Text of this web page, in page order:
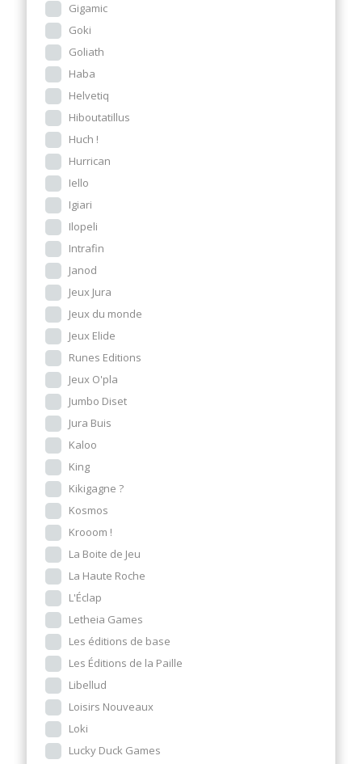
Gigamic
Goki
Goliath
Haba
Helvetiq
Hiboutatillus
Huch !
Hurrican
Iello
Igiari
Ilopeli
Intrafin
Janod
Jeux Jura
Jeux du monde
Jeux Elide
Runes Editions
Jeux O'pla
Jumbo Diset
Jura Buis
Kaloo
King
Kikigagne ?
Kosmos
Krooom !
La Boite de Jeu
La Haute Roche
L'Éclap
Letheia Games
Les éditions de base
Les Éditions de la Paille
Libellud
Loisirs Nouveaux
Loki
Lucky Duck Games